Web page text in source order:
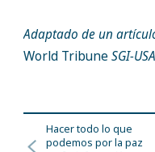
Adaptado de un
World Tribune SGI-
Hacer todo lo que
podemos por la paz